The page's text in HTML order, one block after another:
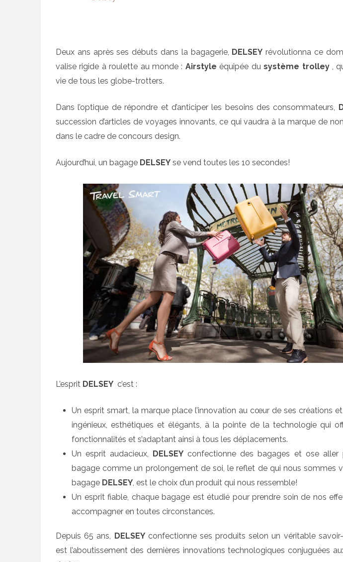
Deux ans après ses débuts dans la bagagerie, DELSEY révolutionna ce
valise rigide à roulette au monde : Airstyle équipée dusystème trolley,
vie de tous les globe-trotters.
Dans l’optique de répondre et d’anticiper les besoins des consommateurs,
succession d’articles de voyages innovants, ce qui vaudra à la marque de
dans le cadre de concours design.
Aujourd’hui, un bagage DELSEY se vend toutes les 10 secondes!
L’esprit DELSEY c’est :
Un esprit smart, la marque place l’innovation au cœur de ses créations
ingénieux, esthétiques et élégants, à la pointe de la technologie qui
fonctionnalités et s’adaptant ainsi à tous les déplacements.
Un esprit audacieux,
DELSEY confectionne des bagages et ose
bagage comme un prolongement de soi, le reflet de qui nous sommes
bagage DELSEY, est le choix d’un produit qui nous ressemble!
Un esprit fiable, chaque bagage est étudié pour prendre soin de nos
accompagner en toutes circonstances.
Depuis 65 ans, DELSEYconfectionne ses produits selon un véritable
est l’aboutissement des dernières innovations technologiques conjuguées